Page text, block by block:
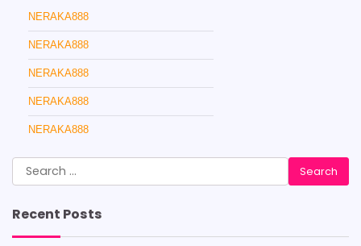
NERAKA888
NERAKA888
NERAKA888
NERAKA888
NERAKA888
Search
for:
Recent Posts